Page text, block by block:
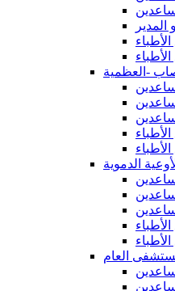
-العظمية
الدموية
العام